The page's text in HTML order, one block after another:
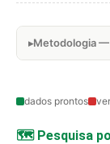
Metodologia —
dados prontos
🗺️ Pesquisa